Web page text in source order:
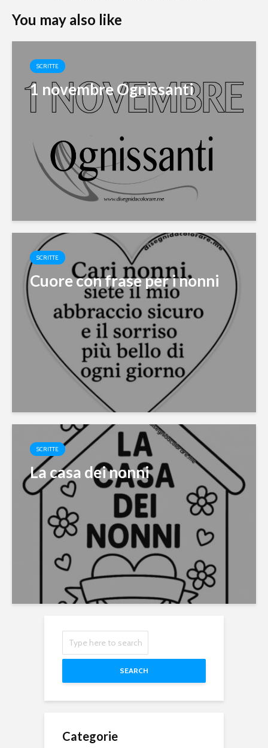
You may also like
SCRITTE
1 novembre Ognissanti
SCRITTE
Cuore con frase per i nonni
SCRITTE
La casa dei nonni
SEARCH
Categorie